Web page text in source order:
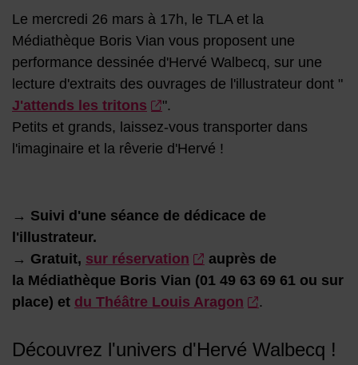
Le mercredi 26 mars à 17h, le TLA et la
Médiathèque Boris Vian vous proposent une
performance dessinée d'Hervé Walbecq, sur une
lecture d'extraits des ouvrages de l'illustrateur dont "
J'attends les tritons
".
Petits et grands, laissez-vous transporter dans
l'imaginaire et la rêverie d'Hervé !
→ Suivi d'une séance de dédicace de
l'illustrateur.
→ Gratuit, sur réservation
auprès de
la Médiathèque Boris Vian (01 49 63 69 61 ou sur
place) et du Théâtre Louis Aragon .
Découvrez l'univers d'Hervé Walbecq !